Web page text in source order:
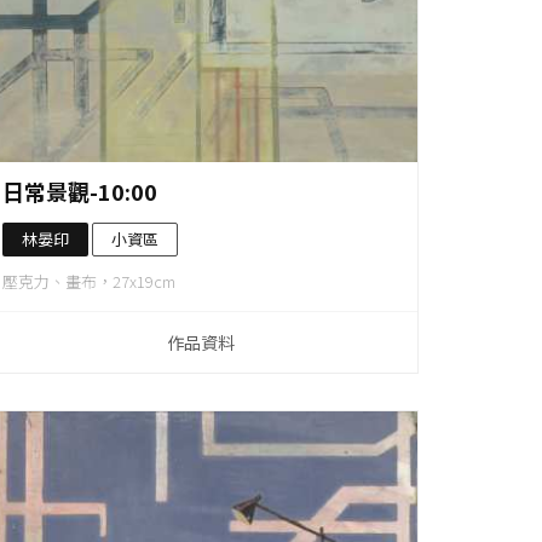
日常景觀-10:00
林晏印
小資區
壓克力、畫布，27x19cm
作品資料